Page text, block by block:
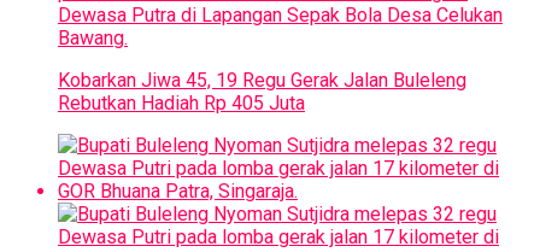
Kobarkan Jiwa 45, 19 Regu Gerak Jalan Buleleng
Rebutkan Hadiah Rp 405 Juta